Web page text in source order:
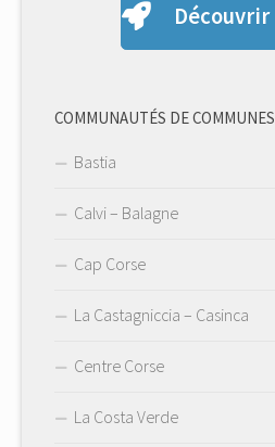
Découvrir
COMMUNAUTÉS DE COMMUNES
Bastia
Calvi – Balagne
Cap Corse
La Castagniccia – Casinca
Centre Corse
La Costa Verde